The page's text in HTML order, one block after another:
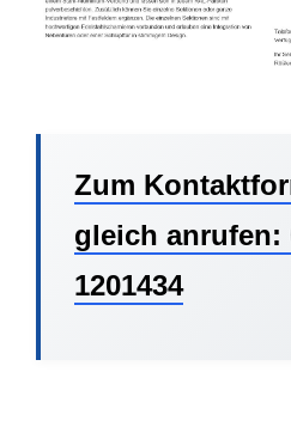
Zum
gleich anrufen:
1201434